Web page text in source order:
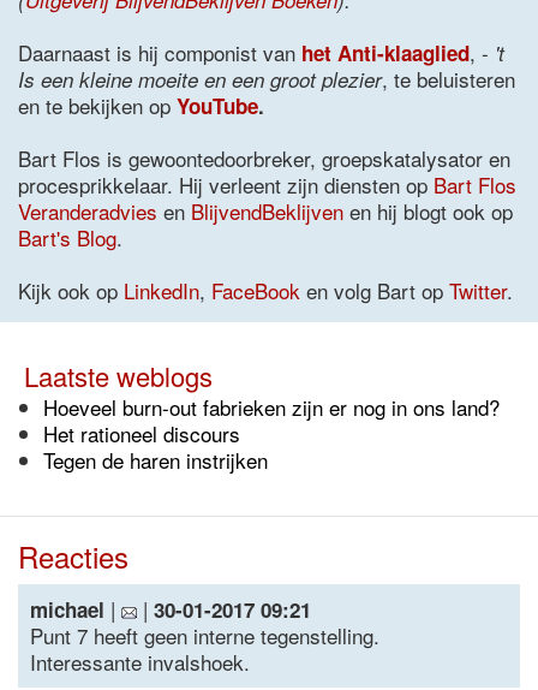
Daarnaast is hij componist van het Anti-klaaglied, - 't
Is een kleine moeite en een groot plezier, te beluisteren
en te bekijken op YouTube.
Bart Flos is gewoontedoorbreker, groepskatalysator en
procesprikkelaar. Hij verleent zijn diensten op Bart Flos
Veranderadvies en BlijvendBeklijven en hij blogt ook op
Bart's Blog.
Kijk ook op LinkedIn, FaceBook en volg Bart op Twitter.
Laatste weblogs
Hoeveel burn-out fabrieken zijn er nog in ons land?
Het rationeel discours
Tegen de haren instrijken
Reacties
michael | | 30-01-2017 09:21
Punt 7 heeft geen interne tegenstelling.
Interessante invalshoek.